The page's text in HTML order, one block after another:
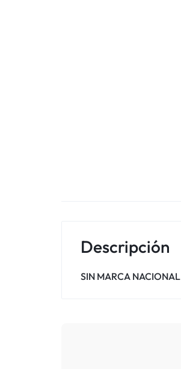
Descripción
SIN MARCA NACIONAL